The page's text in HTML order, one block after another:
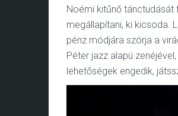
Noémi kitűnő tánctudását
megállapítani, ki kicsoda.
pénz módjára szórja a
Péter jazz alapú
lehetőségek engedik,